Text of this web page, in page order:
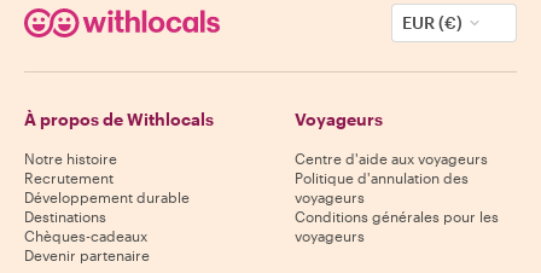
EUR (€)
À propos de Withlocals
Notre histoire
Recrutement
Développement durable
Destinations
Chèques-cadeaux
Devenir partenaire
Voyageurs
Centre d'aide aux voyageurs
Politique d'annulation des
voyageurs
Conditions générales pour les
voyageurs